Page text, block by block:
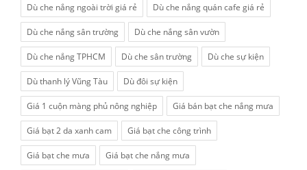
Dù che nắng ngoài trời giá rẻ Dù che nắng quán cafe giá rẻ
Dù che nắng sân trường Dù che nắng sân vườn
Dù che nắng TPHCM Dù che sân trường Dù che sự kiện
Dù thanh lý Vũng Tàu Dù đôi sự kiện
Giá 1 cuộn màng phủ nông nghiệp Giá bán bạt che nắng mưa
Giá bạt 2 da xanh cam Giá bạt che công trình
Giá bạt che mưa Giá bạt che nắng mưa